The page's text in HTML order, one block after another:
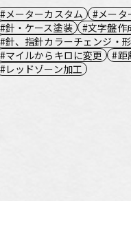
メーターカスタム
メータ
針・ケース塗装
文字盤作
針、指針カラーチェンジ・
マイルからキロに変更
距
レッドゾーン加工